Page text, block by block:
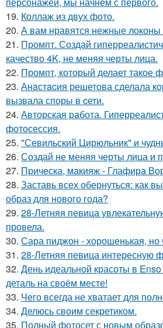
19. Коллаж из двух фото.
20. А вам нравятся нежные локоны
21. Промпт. Создай
качество 4K, не меняя черты лица.
22. Промпт, который делает такое
23. Анaстacия решетова сделала
вызвала споры в cети.
24. Авторская работа.
фотосессия.
25. "Севильский Цирюльник" и
26. Создай не меняя черты лица и
27. Прическа, макияж - Глафира
28. Заставь всех обернуться: как
образ для нового года?
29. 28-Летняя певица
провела.
30. Сара пиджон - хорошенькая, но
31. 28-Летняя певица интересную
32. День идеальной красоты в Enso
деталь на своём месте!
33. Чего всегда не хватает для
34. Делюсь своим секретиком.
35. Полный фотосет с новым